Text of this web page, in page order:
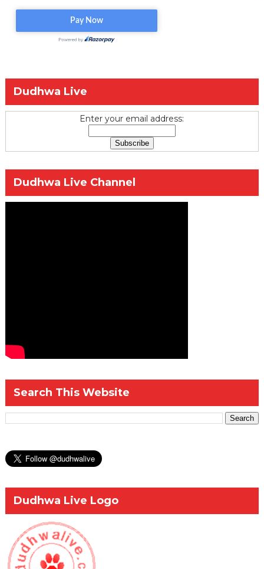
Dudhwa Live
Enter your email address:
Dudhwa Live Channel
Search This Website
Dudhwa Live Logo